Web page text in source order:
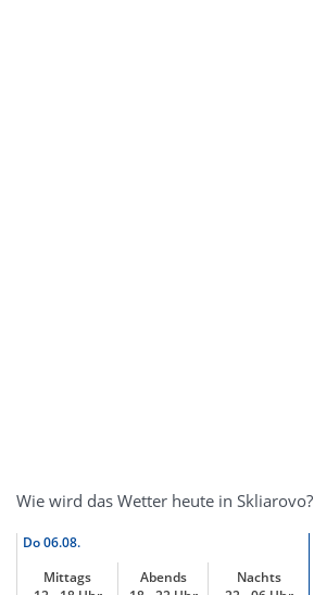
Wie wird das Wetter heute in Skliarovo?
Do06.08.
Mittags
Abends
Nachts